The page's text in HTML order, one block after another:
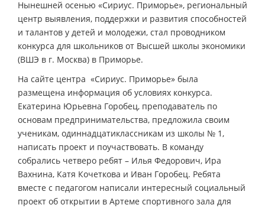
Нынешней осенью «Сириус. Приморье», региональный
центр выявления, поддержки и развития способностей
и талантов у детей и молодежи, стал проводником
конкурса для школьников от Высшей школы экономики
(ВШЭ в г. Москва) в Приморье.
На сайте центра «Сириус. Приморье» была
размещена информация об условиях конкурса.
Екатерина Юрьевна Горобец, преподаватель по
основам предпринимательства, предложила своим
ученикам, одиннадцатиклассникам из школы № 1,
написать проект и поучаствовать. В команду
собрались четверо ребят – Илья Федорович, Ира
Вахнина, Катя Кочеткова и Иван Горобец. Ребята
вместе с педагогом написали интересный социальный
проект об открытии в Артеме спортивного зала для